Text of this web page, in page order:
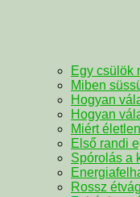
Egy csülök
Miben
Hogyan
Hogyan
Miért
Első randi
Spórolás a
Rossz